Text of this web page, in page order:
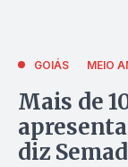
GOIÁS MEIO
Mais de
diz Semad